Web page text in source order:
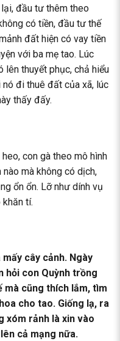
đầu tư thêm theo
có tiền, đầu tư thế
đất hiện có vay tiền
với ba mẹ tao. Lúc
lên thuyết phục, chả hiểu
đi thuê đất của xã, lúc
thấy đấy.
con gà theo mô hình
mà không có dịch,
ổn ổn. Lỡ như dính vụ
tí.
cây cảnh. Ngày
hỏi con Quỳnh trồng
mà cũng thích lắm, tìm
cho tao. Giống lạ, ra
xóm rảnh là xin vào
cả mạng nữa.